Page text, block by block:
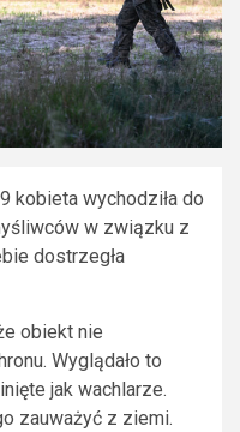
kobieta wychodziła do
w związku z
dostrzegła
obiekt nie
Wyglądało to
jak wachlarze.
zauważyć z ziemi.